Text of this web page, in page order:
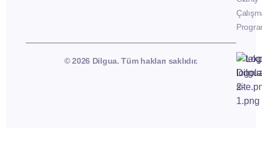
© 2026 Dilgua. Tüm hakları saklıdır.